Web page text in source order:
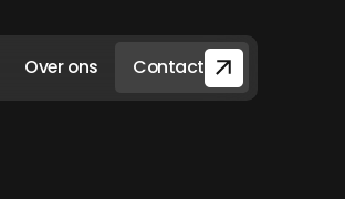
Over ons Contact